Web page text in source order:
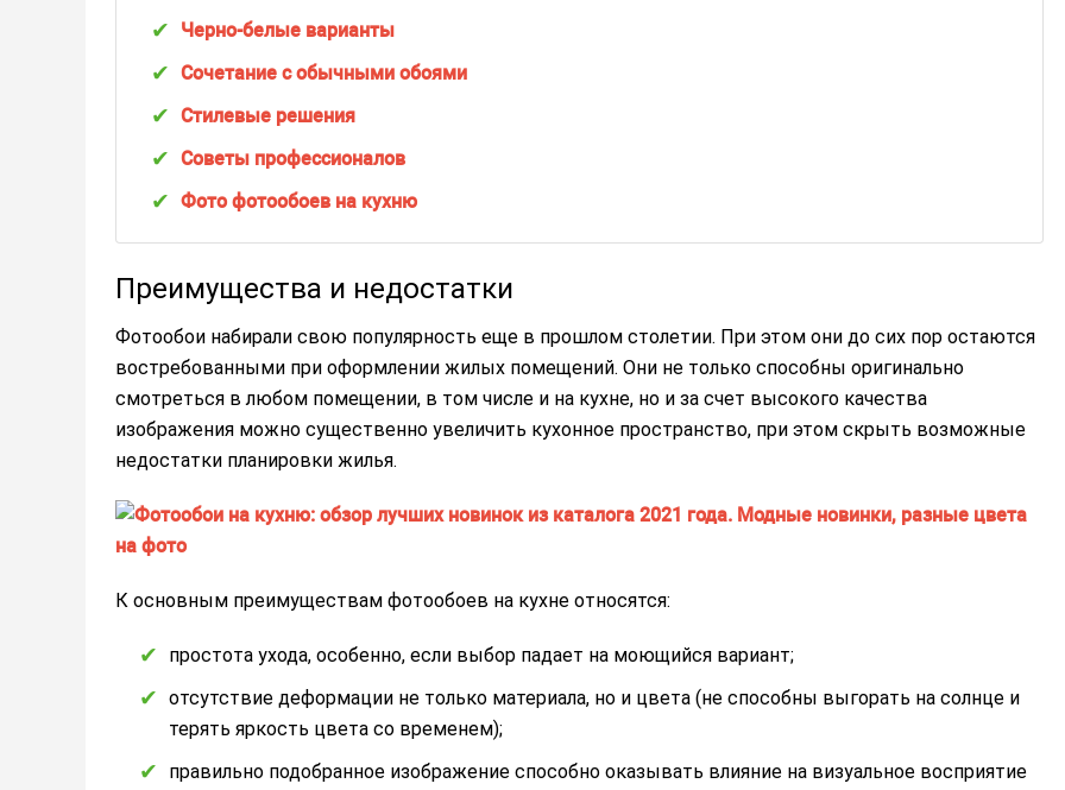
Черно-белые варианты
Сочетание с обычными обоями
Стилевые решения
Советы профессионалов
Фото фотообоев на кухню
Преимущества и недостатки
Фотообои набирали свою популярность еще в прошлом столетии. При этом они до сих пор остаются
востребованными при оформлении жилых помещений. Они не только способны оригинально
смотреться в любом помещении, в том числе и на кухне, но и за счет высокого качества
изображения можно существенно увеличить кухонное пространство, при этом скрыть возможные
недостатки планировки жилья.
К основным преимуществам фотообоев на кухне относятся:
простота ухода, особенно, если выбор падает на моющийся вариант;
отсутствие деформации не только материала, но и цвета (не способны выгорать на солнце и
терять яркость цвета со временем);
правильно подобранное изображение способно оказывать влияние на визуальное восприятие